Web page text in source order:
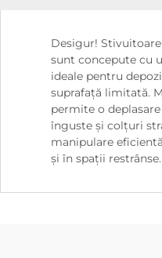
Desigur!
sunt concepute cu
ideale pentru
suprafață limitată.
permite o
înguste și colțuri
manipulare
și în spații restrânse.